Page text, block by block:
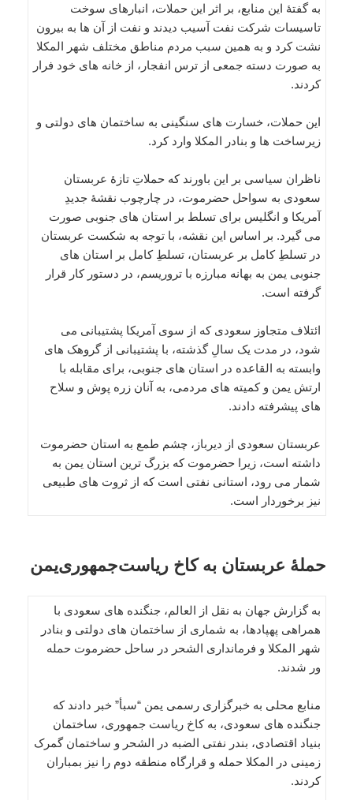
به گفتۀ این منابع، بر اثر این حملات، انبارهای سوخت
تاسیسات شرکت نفت آسیب دیدند و نفت از آن ها به بیرون
نشت کرد و به همین سبب مردم مناطق مختلف شهر المکلا
به صورت دسته جمعی از ترس انفجار، از خانه های خود فرار
کردند.
این حملات، خسارت های سنگینی به ساختمان های دولتی و
زیرساخت ها و بنادر المکلا وارد کرد.
ناظران سیاسی بر این باورند که حملاتِ تازۀ عربستان
سعودی به سواحل حضرموت، در چارچوب نقشۀ جدیدِ
آمریکا و انگلیس برای تسلط بر استان های جنوبی صورت
می گیرد. بر اساس این نقشه، با توجه به شکست عربستان
در تسلطِ کامل بر عربستان، تسلطِ کامل بر استان های
جنوبی یمن به بهانه مبارزه با تروریسم، در دستور کار قرار
گرفته است.
ائتلاف متجاوز سعودی که از سوی آمریکا پشتیبانی می
شود، در مدت یک سالِ گذشته، با پشتیبانی از گروهک های
وابسته به القاعده در استان های جنوبی، برای مقابله با
ارتش یمن و کمیته های مردمی، به آنان زره پوش و سلاح
های پیشرفته دادند.
عربستان سعودی از دیرباز، چشم طمع به استان حضرموت
داشته است، زیرا حضرموت که بزرگ ترین استان یمن به
شمار می رود، استانی نفتی است که از ثروت های طبیعی
نیز برخوردار است.
حملۀ عربستان به کاخ ریاست‌جمهوری‌یمن
به گزارش جهان به نقل از العالم، جنگنده های سعودی با
همراهی پهپادها، به شماری از ساختمان های دولتی و بنادر
شهر المکلا و فرمانداری الشحر در ساحل حضرموت حمله
ور شدند.
منابع محلی به خبرگزاری رسمی یمن “سبأ” خبر دادند که
جنگنده های سعودی، به کاخ ریاست جمهوری، ساختمان
بنیاد اقتصادی، بندر نفتی الضبه در الشحر و ساختمان گمرک
زمینی در المکلا حمله و قرارگاه منطقه دوم را نیز بمباران
کردند.